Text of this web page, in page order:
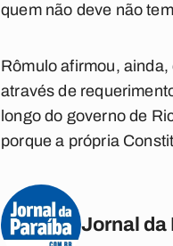
quem não deve não
Rômulo afirmou,
através de
longo do governo de
porque a própria
Jornal da